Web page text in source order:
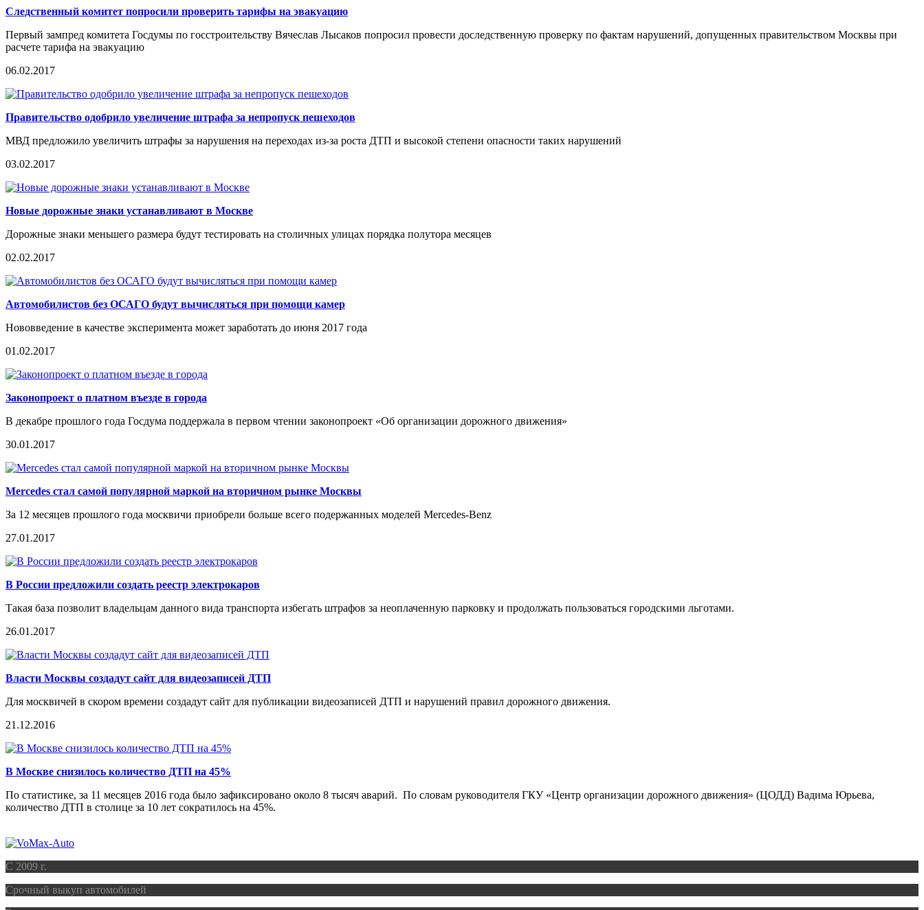
Следственный комитет попросили проверить тарифы на эвакуацию
Первый зампред комитета Госдумы по госстроительству Вячеслав Лысаков попросил провести доследственную проверку по фактам нарушений, допущенных правительством Москвы при
расчете тарифа на эвакуацию
06.02.2017
Правительство одобрило увеличение штрафа за непропуск пешеходов
МВД предложило увеличить штрафы за нарушения на переходах из-за роста ДТП и высокой степени опасности таких нарушений
03.02.2017
Новые дорожные знаки устанавливают в Москве
Дорожные знаки меньшего размера будут тестировать на столичных улицах порядка полутора месяцев
02.02.2017
Автомобилистов без ОСАГО будут вычисляться при помощи камер
Нововведение в качестве эксперимента может заработать до июня 2017 года
01.02.2017
Законопроект о платном въезде в города
В декабре прошлого года Госдума поддержала в первом чтении законопроект «Об организации дорожного движения»
30.01.2017
Mercedes стал самой популярной маркой на вторичном рынке Москвы
За 12 месяцев прошлого года москвичи приобрели больше всего подержанных моделей Mercedes-Benz
27.01.2017
В России предложили создать реестр электрокаров
Такая база позволит владельцам данного вида транспорта избегать штрафов за неоплаченную парковку и продолжать пользоваться городскими льготами.
26.01.2017
Власти Москвы создадут сайт для видеозаписей ДТП
Для москвичей в скором времени создадут сайт для публикации видеозаписей ДТП и нарушений правил дорожного движения.
21.12.2016
В Москве снизилось количество ДТП на 45%
По статистике, за 11 месяцев 2016 года было зафиксировано около 8 тысяч аварий. По словам руководителя ГКУ «Центр организации дорожного движения» (ЦОДД) Вадима Юрьева,
количество ДТП в столице за 10 лет сократилось на 45%.
C 2009 г.
Срочный выкуп автомобилей